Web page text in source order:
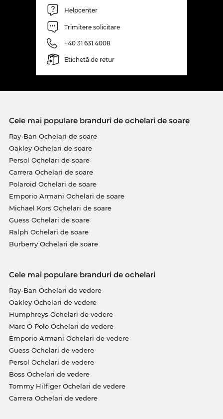
Helpcenter
Trimitere solicitare
+40 31 631 4008
Etichetă de retur
Cele mai populare branduri de ochelari de soare
Ray-Ban Ochelari de soare
Oakley Ochelari de soare
Persol Ochelari de soare
Carrera Ochelari de soare
Polaroid Ochelari de soare
Emporio Armani Ochelari de soare
Michael Kors Ochelari de soare
Guess Ochelari de soare
Ralph Ochelari de soare
Burberry Ochelari de soare
Cele mai populare branduri de ochelari
Ray-Ban Ochelari de vedere
Oakley Ochelari de vedere
Humphreys Ochelari de vedere
Marc O Polo Ochelari de vedere
Emporio Armani Ochelari de vedere
Guess Ochelari de vedere
Persol Ochelari de vedere
Boss Ochelari de vedere
Tommy Hilfiger Ochelari de vedere
Carrera Ochelari de vedere